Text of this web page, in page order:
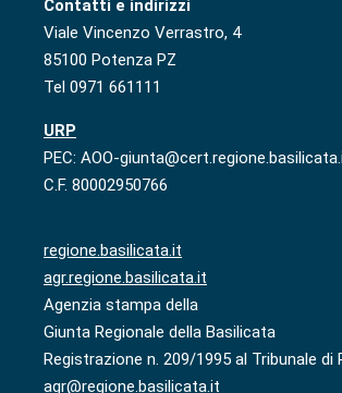
Contatti e indirizzi
Viale Vincenzo Verrastro, 4
85100 Potenza PZ
Tel 0971 661111
URP
PEC: AOO-
C.F. 80002950766
regione.basilicata.it
agr.regione.basilicata.it
Agenzia stampa della
Giunta Regionale della Basilicata
Registrazione n. 209/1995 al Tribunale di
agr@regione.basilicata.it